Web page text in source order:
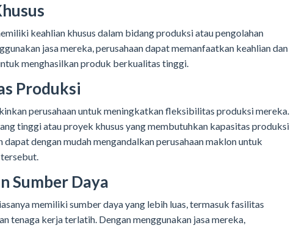
keahlian khusus dalam bidang produksi atau pengolahan
jasa mereka, perusahaan dapat memanfaatkan keahlian dan
menghasilkan produk berkualitas tinggi.
Produksi
perusahaan untuk meningkatkan fleksibilitas produksi mereka.
tinggi atau proyek khusus yang membutuhkan kapasitas produksi
dapat dengan mudah mengandalkan perusahaan maklon untuk
Sumber Daya
memiliki sumber daya yang lebih luas, termasuk fasilitas
tenaga kerja terlatih. Dengan menggunakan jasa mereka,